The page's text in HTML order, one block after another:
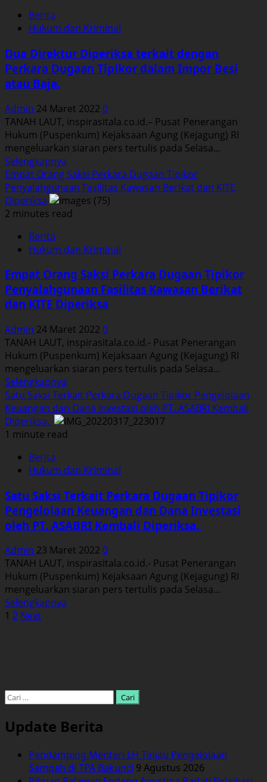
Migor
Ditingkatkan
ke
Berita
Hukum dan Kriminal
Dua Direktur Diperiksa terkait dengan
Perkara Dugaan Tipikor dalam Impor Besi
atau Baja.
Admin 24 Maret 2022 0
TANAH LAUT, inspirasitala.co.id.– Pusat Penerangan
Hukum (Puspenkum) Kejaksaan Agung (Kejagung) RI
mengeluarkan siaran pers tertulis pada Selasa...
Selengkapnya
more
about
Dua
Direktur
dengan
Dugaan
Tipikor
dalam
Besi
atau
Baja.
Empat Orang Saksi Perkara Dugaan Tipikor
Penyalahgunaan Fasilitas Kawasan Berikat dan KITE
Diperiksa
2 minutes read
Berita
Hukum dan Kriminal
Empat Orang Saksi Perkara Dugaan Tipikor
Penyalahgunaan Fasilitas Kawasan Berikat
dan KITE Diperiksa
Admin 24 Maret 2022 0
TANAH LAUT, inspirasitala.co.id.- Pusat Penerangan
Hukum (Puspenkum) Kejaksaan Agung (Kejagung) RI
mengeluarkan siaran pers tertulis pada Selasa...
Selengkapnya
more
about
Empat
Orang
Dugaan
Penyalahgunaan
Fasilitas
Kawasan
dan
KITE
Diperiksa
Satu Saksi Terkait Perkara Dugaan Tipikor Pengelolaan
Keuangan dan Dana Investasi oleh PT. ASABRI Kembali
Diperiksa.
1 minute read
Berita
Hukum dan Kriminal
Satu Saksi Terkait Perkara Dugaan Tipikor
Pengelolaan Keuangan dan Dana Investasi
oleh PT. ASABRI Kembali Diperiksa.
Admin 23 Maret 2022 0
TANAH LAUT, inspirasitala.co.id.- Pusat Penerangan
Hukum (Puspenkum) Kejaksaan Agung (Kejagung) RI
mengeluarkan siaran pers tertulis pada Selasa...
Selengkapnya
Dugaan
Tipikor
Pengelolaan
Keuangan
Dana
Investasi
Paginasi
1 2 Next
Cari
Update Berita
Pendamping Menteri LH Tinjau Pengelolaan
Sampah di TPA Bakunci 9 Agustus 2026